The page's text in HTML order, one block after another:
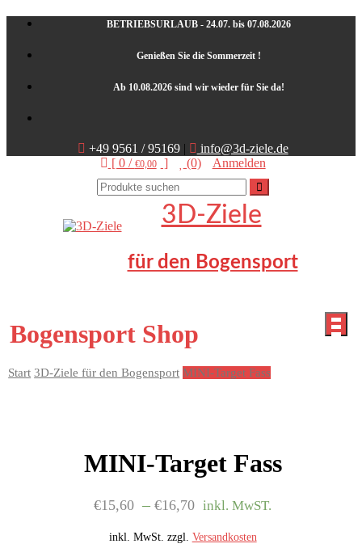
Skip
content
BETRIEBSURLAUB - 24.07. bis 07.08.2026
Genießen Sie die Sommerzeit !
Ab 10.08.2026 sind wir wieder für Sie da!
+49 9561 / 95169|
info@3d-ziele.de
[ 0 / €0,00 ] (0) Anmelden
3D-Ziele
für den Bogensport
Bogensport Shop
Start 3D-Ziele für den Bogensport MINI-Target Fass
MINI-Target Fass
€15,60 –€16,70 inkl. MwST.
inkl. MwSt. zzgl. Versandkosten